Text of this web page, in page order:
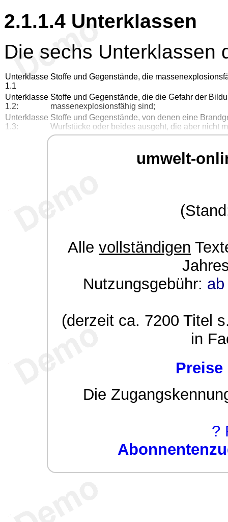
2.1.1.4 Unterklassen
Die sechs Unterklassen
Unterklasse
1.1
Stoffe und Gegenstände, die
Unterklasse
1.2:
Stoffe und Gegenstände, die die Gefahr der
massenexplosionsfähig sind;
Unterklasse
1.3:
Stoffe und Gegenstände, von denen eine
Wurfstücke oder beides ausgeht, die aber nicht
umwelt-
Alle vollständigen
Nutzungsgebühr:
(derzeit ca. 7200 Titel
in
Die
?